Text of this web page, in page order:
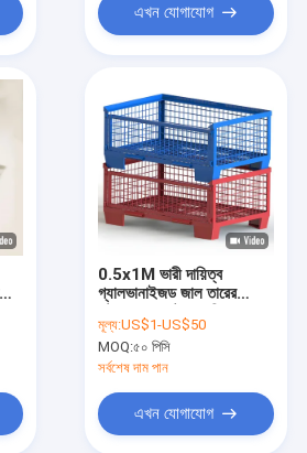
এখন যোগাযোগ
0.5x1M ভারী দায়িত্ব
গ্যালভানাইজড জাল তারের
OEM ODM
মূল্য:US$1-US$50
MOQ:৫০ পিসি
সর্বশেষ দাম পান
এখন যোগাযোগ